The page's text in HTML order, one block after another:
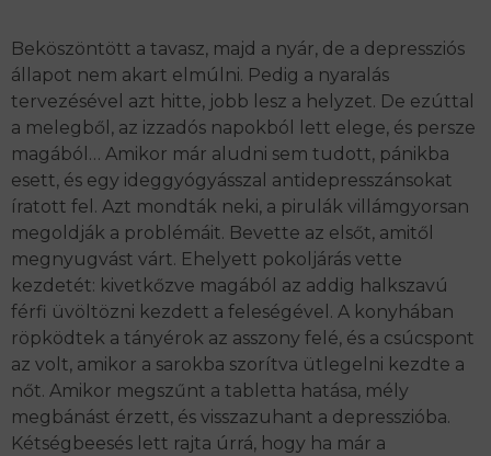
Beköszöntött a tavasz, majd a nyár, de a depressziós
állapot nem akart elmúlni. Pedig a nyaralás
tervezésével azt hitte, jobb lesz a helyzet. De ezúttal
a melegből, az izzadós napokból lett elege, és persze
magából… Amikor már aludni sem tudott, pánikba
esett, és egy ideggyógyásszal antidepresszánsokat
íratott fel. Azt mondták neki, a pirulák villámgyorsan
megoldják a problémáit. Bevette az elsőt, amitől
megnyugvást várt. Ehelyett pokoljárás vette
kezdetét: kivetkőzve magából az addig halkszavú
férfi üvöltözni kezdett a feleségével. A konyhában
röpködtek a tányérok az asszony felé, és a csúcspont
az volt, amikor a sarokba szorítva ütlegelni kezdte a
nőt. Amikor megszűnt a tabletta hatása, mély
megbánást érzett, és visszazuhant a depresszióba.
Kétségbeesés lett rajta úrrá, hogy ha már a